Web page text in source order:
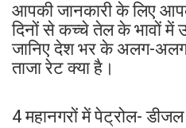
आपकी जानकारी के लिए
दिनों से कच्चे तेल के भावों में
जानिए देश भर के अलग-
ताजा रेट क्या है।
4 महानगरों में पेट्रोल-